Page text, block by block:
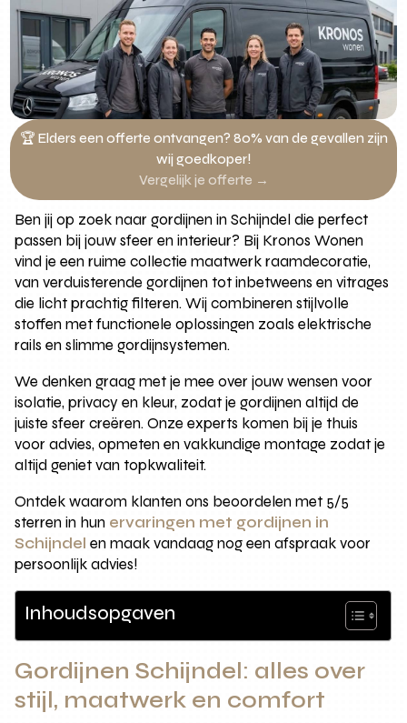
🏆 Elders een offerte ontvangen? 80% van de gevallen zijn
wij goedkoper!
Vergelijk je offerte →
Ben jij op zoek naar gordijnen in Schijndel die perfect
passen bij jouw sfeer en interieur? Bij Kronos Wonen
vind je een ruime collectie maatwerk raamdecoratie,
van verduisterende gordijnen tot inbetweens en vitrages
die licht prachtig filteren. Wij combineren stijlvolle
stoffen met functionele oplossingen zoals elektrische
rails en slimme gordijnsystemen.
We denken graag met je mee over jouw wensen voor
isolatie, privacy en kleur, zodat je gordijnen altijd de
juiste sfeer creëren. Onze experts komen bij je thuis
voor advies, opmeten en vakkundige montage zodat je
altijd geniet van topkwaliteit.
Ontdek waarom klanten ons beoordelen met 5/5
sterren in hun ervaringen met gordijnen in
Schijndel en maak vandaag nog een afspraak voor
persoonlijk advies!
Inhoudsopgaven
Gordijnen Schijndel: alles over
stijl, maatwerk en comfort